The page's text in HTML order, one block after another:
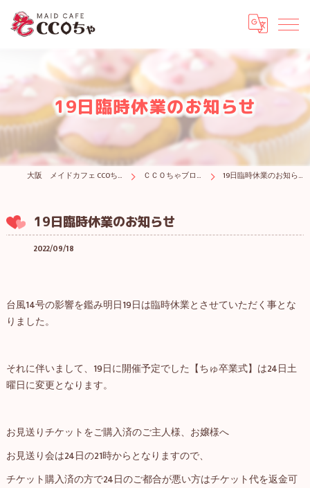
19日臨時休業のお知らせ
大阪 メイドカフェ CCOちゃ ＣＣＯちゃブログ 19日臨時休業のお知らせ
19日臨時休業のお知らせ
2022/09/18
台風14号の影響を鑑み明日19日は臨時休業とさせていただく事とな
りました。
それに伴いまして、19日に開催予定でした【ちゅ卒業式】は24日土
曜日に変更となります。
お見送りチケットをご購入済のご主人様、お嬢様へ
お見送り会は24日の21時からとなりますので、
チケット購入済の方で24日のご都合が悪い方はチケット代を返金可